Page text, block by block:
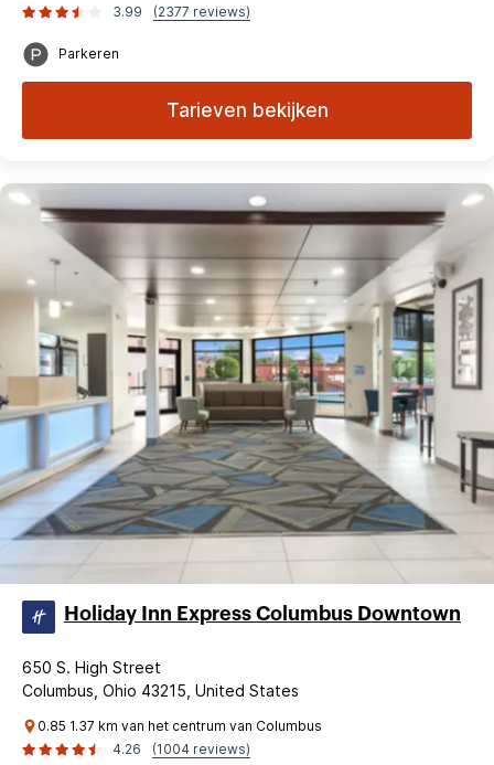
3.99
(2377 reviews)
Parkeren
Tarieven bekijken
Holiday Inn Express Columbus Downtown
650 S. High Street
Columbus, Ohio 43215, United States
0.85 1.37 km van het centrum van Columbus
4.26
(1004 reviews)